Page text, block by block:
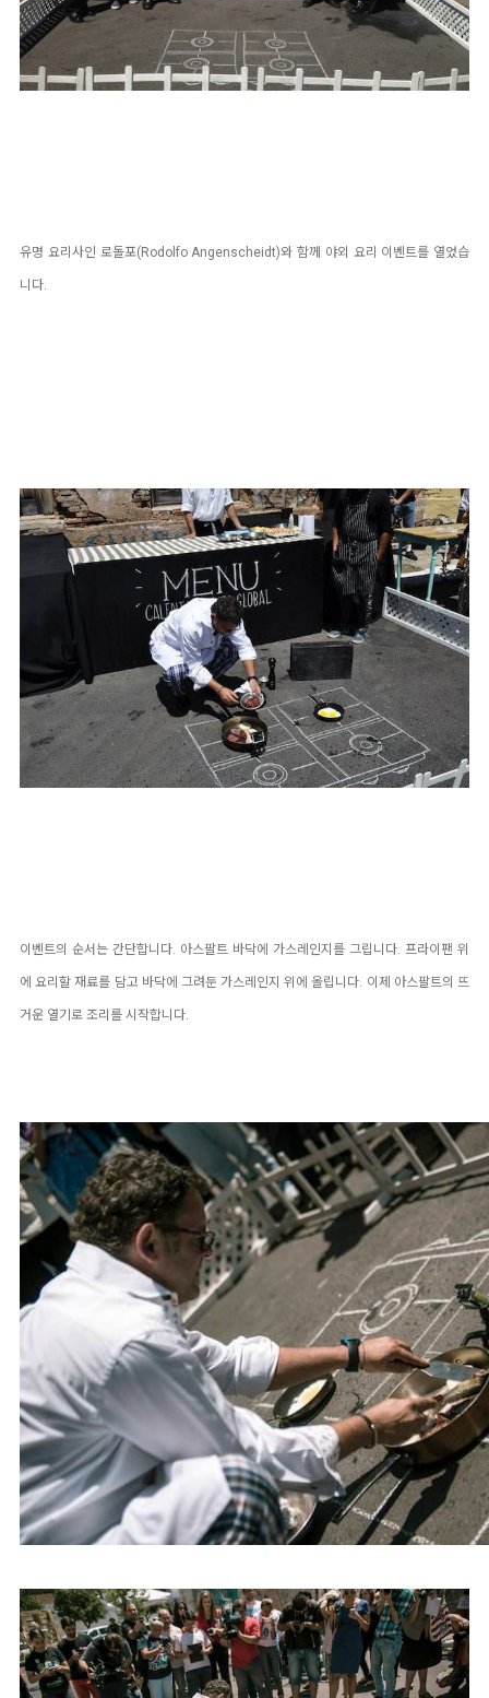
유명 요리사인 로돌포(Rodolfo Angenscheidt)와 함께 야외 요리 이벤트를 열었습
니다.
이벤트의 순서는 간단합니다. 아스팔트 바닥에 가스레인지를 그립니다. 프라이팬 위
에 요리할 재료를 담고 바닥에 그려둔 가스레인지 위에 올립니다. 이제 아스팔트의 뜨
거운 열기로 조리를 시작합니다.